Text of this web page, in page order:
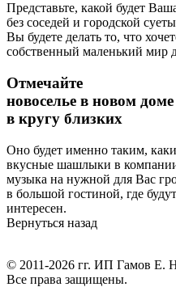
Представьте, какой будет
без соседей и городской
Вы будете делать то, что
собственный маленький мир
Отмечайте
новоселье в новом доме
в кругу близких
Оно будет именно таким,
вкусные шашлыки в
музыка на нужной для Вас
в большой гостиной, где
интересен.
Вернуться назад
© 2011-2026 гг. ИП Гамов Е.
Все права защищены.